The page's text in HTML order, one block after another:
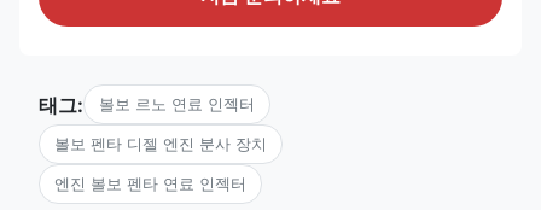
태그: 볼보 르노 연료 인젝터
볼보 펜타 디젤 엔진 분사 장치
엔진 볼보 펜타 연료 인젝터